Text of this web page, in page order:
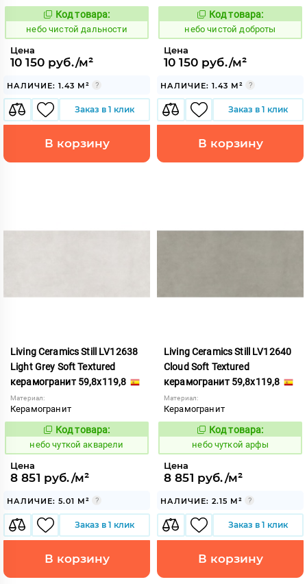
1123996
Код товара:
небо чистой дальности
Цена
10 150 руб./м²
НАЛИЧИЕ: 1.43 М²
Заказ в 1 клик
В корзину
1123997
Код товара:
небо чистой доброты
Цена
10 150 руб./м²
НАЛИЧИЕ: 1.43 М²
Заказ в 1 клик
В корзину
Living Ceramics Still LV12638
Light Grey Soft Textured
керамогранит 59,8x119,8
Материал:
Керамогранит
1124000
Код товара:
небо чуткой акварели
Цена
8 851 руб./м²
НАЛИЧИЕ: 5.01 М²
Заказ в 1 клик
В корзину
Living Ceramics Still LV12640
Cloud Soft Textured
керамогранит 59,8x119,8
Материал:
Керамогранит
1124001
Код товара:
небо чуткой арфы
Цена
8 851 руб./м²
НАЛИЧИЕ: 2.15 М²
Заказ в 1 клик
В корзину